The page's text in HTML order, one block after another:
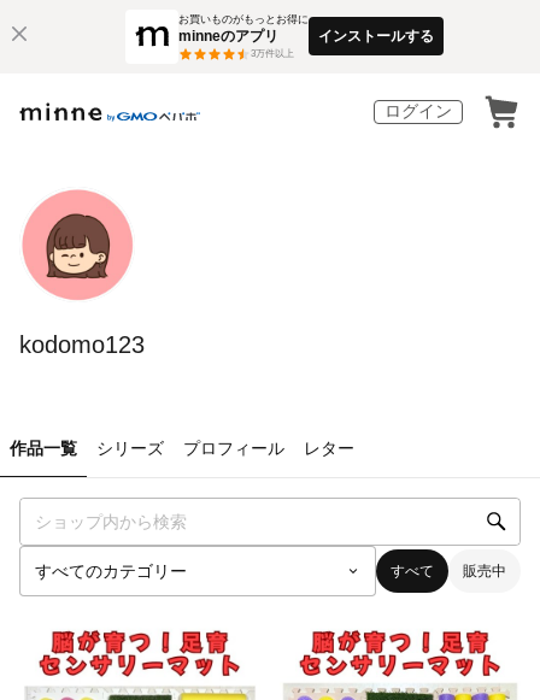
お買いものがもっとお得に
minneのアプリ
3万件以上
インストールする
ログイン
kodomo123
作品一覧 シリーズ プロフィール レター
すべて 販売中